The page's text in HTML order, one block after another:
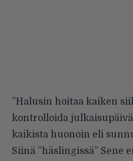
”Halusin hoitaa kaiken
kontrolloida
kaikista huonoin eli
Siinä ”häslingissä” Sene